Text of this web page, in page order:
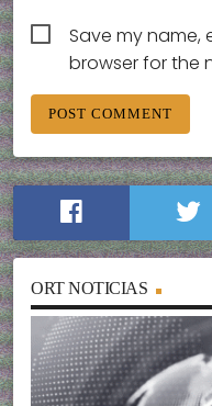
Save my name,
browser for the
ORT NOTICIAS